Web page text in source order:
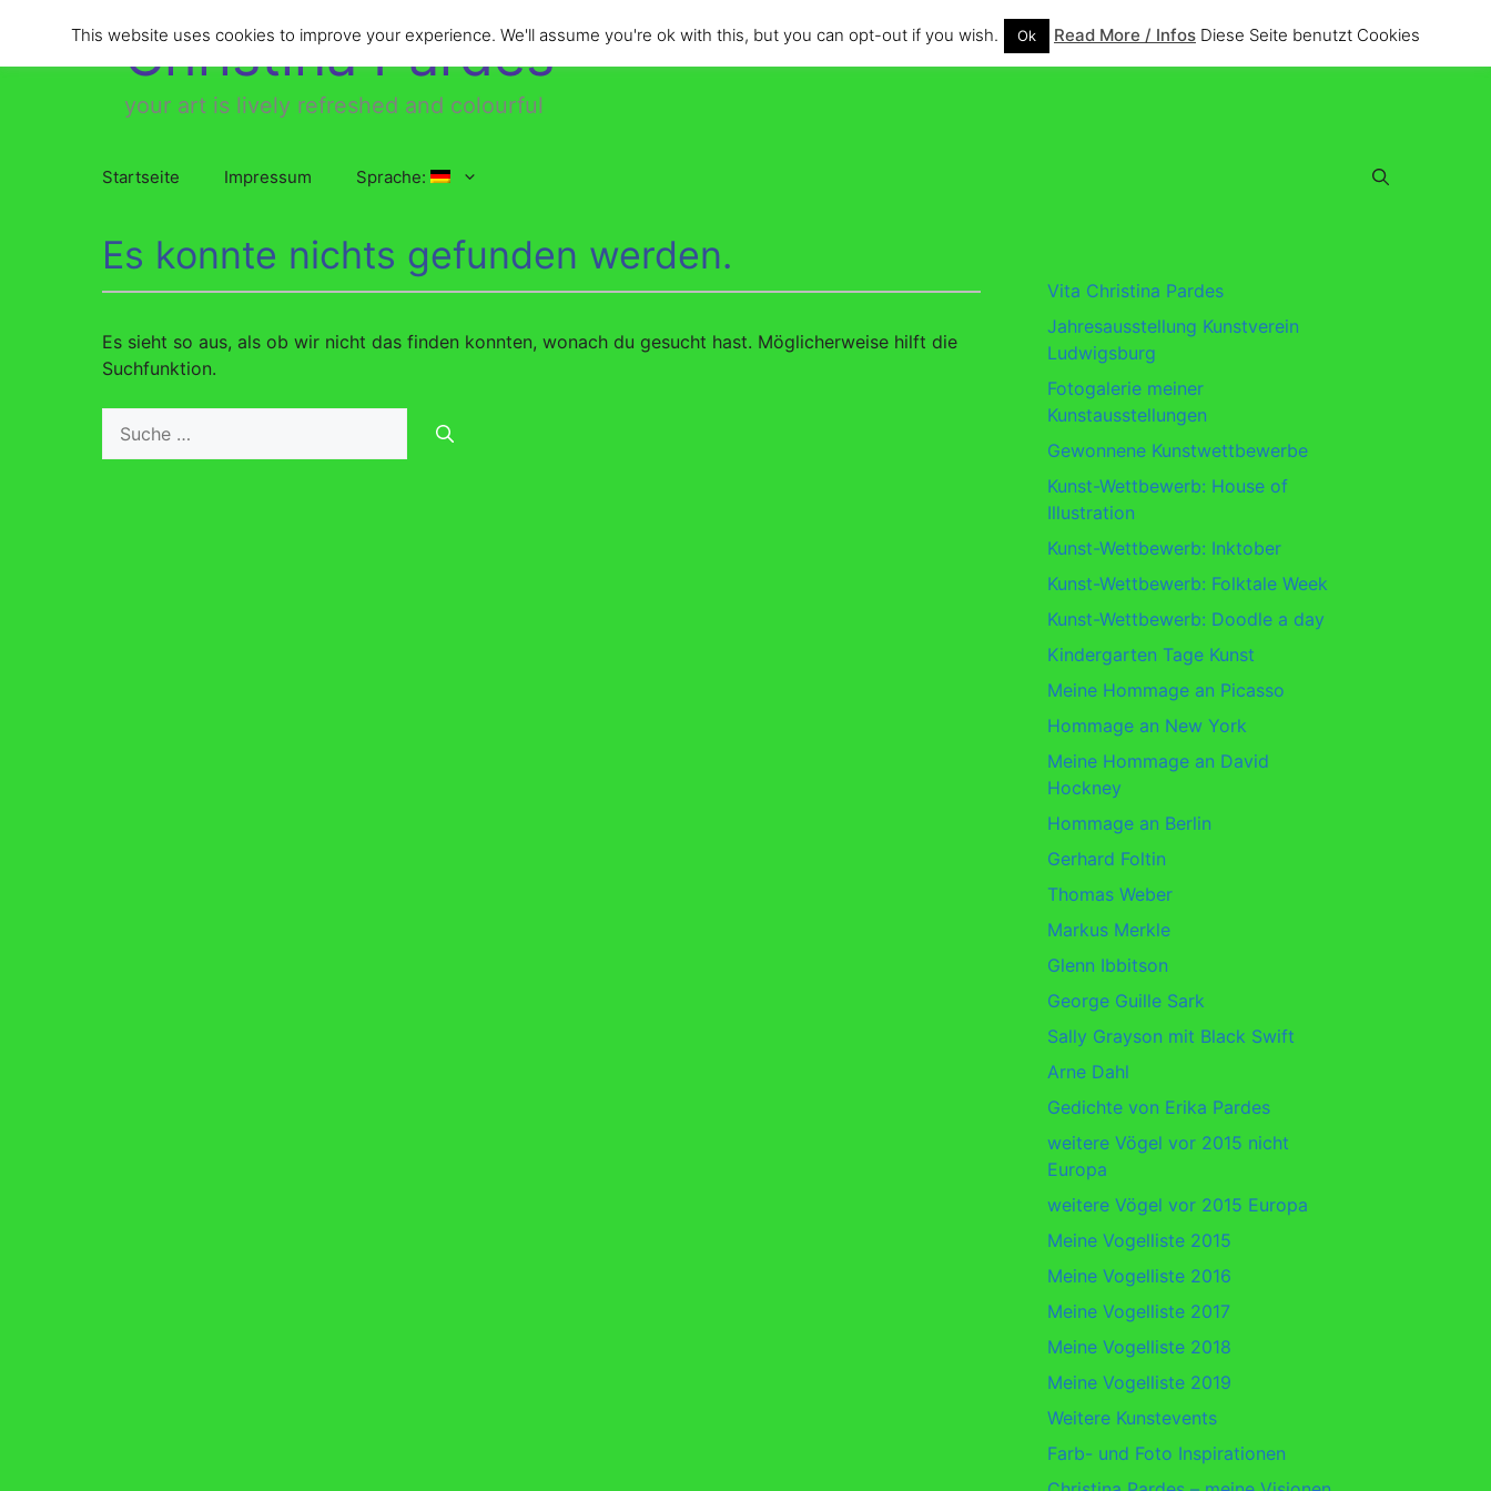
springen
Christina Pardes
your art is lively refreshed and colourful
Startseite Impressum Sprache:
Es konnte nichts gefunden werden.
Es sieht so aus, als ob wir nicht das finden konnten, wonach du gesucht hast. Möglicherweise hilft die
Suchfunktion.
nach:
Vita Christina Pardes
Jahresausstellung Kunstverein
Ludwigsburg
Fotogalerie meiner
Kunstausstellungen
Gewonnene Kunstwettbewerbe
Kunst-Wettbewerb: House of
Illustration
Kunst-Wettbewerb: Inktober
Kunst-Wettbewerb: Folktale Week
Kunst-Wettbewerb: Doodle a day
Kindergarten Tage Kunst
Meine Hommage an Picasso
Hommage an New York
Meine Hommage an David
Hockney
Hommage an Berlin
Gerhard Foltin
Thomas Weber
Markus Merkle
Glenn Ibbitson
George Guille Sark
Sally Grayson mit Black Swift
Arne Dahl
Gedichte von Erika Pardes
weitere Vögel vor 2015 nicht
Europa
weitere Vögel vor 2015 Europa
Meine Vogelliste 2015
Meine Vogelliste 2016
Meine Vogelliste 2017
Meine Vogelliste 2018
Meine Vogelliste 2019
Weitere Kunstevents
Farb- und Foto Inspirationen
This website uses cookies to improve your experience. We'll assume you're ok with this, but you can opt-out if you wish. Ok Read More / Infos Diese Seite benutzt Cookies